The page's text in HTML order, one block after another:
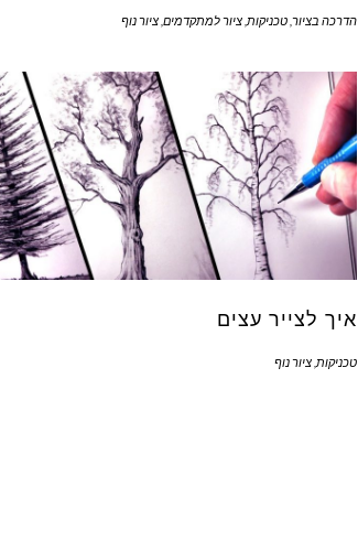
הדרכה בציור טכניקות ציור למתקדמים ציור נוף
איך לצייר עצים
טכניקות ציור נוף